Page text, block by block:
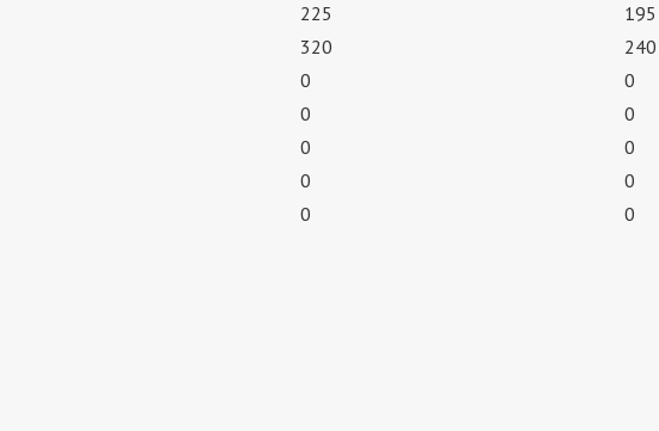
225 195
320 240
0 0
0 0
0 0
0 0
0 0